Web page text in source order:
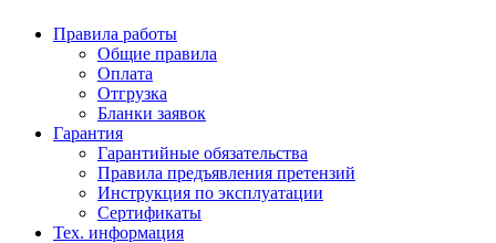
Правила работы
Общие правила
Оплата
Отгрузка
Бланки заявок
Гарантия
Гарантийные обязательства
Правила предъявления претензий
Инструкция по эксплуатации
Сертификаты
Тех. информация